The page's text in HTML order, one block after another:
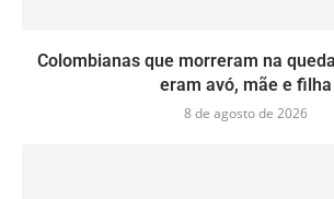
Colombianas que morreram na
eram avó, mãe e filha
8 de agosto de 2026